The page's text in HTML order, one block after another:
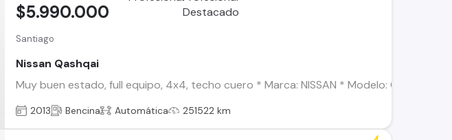
Santiago
Nissan Qashqai
Muy buen estado, full equipo, 4x4, techo cuero * Marca: NISSAN * Modelo: QASHQAI
$5.990.000
2013 Bencina Automática 251522 km